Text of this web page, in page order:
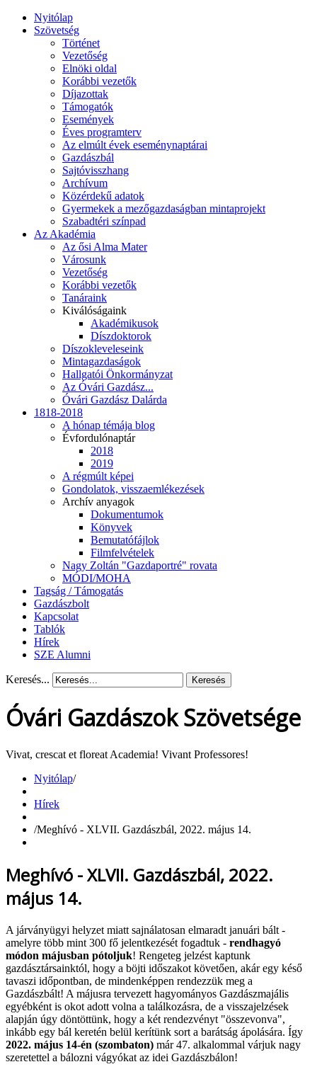
Nyitólap
Szövetség
Történet
Vezetőség
Elnöki oldal
Korábbi vezetők
Díjazottak
Támogatók
Események
Éves programterv
Az elmúlt évek eseménynaptárai
Gazdászbál
Sajtóvisszhang
Archívum
Közérdekű adatok
Gyermekek a mezőgazdaságban mintaprojekt
Szabadtéri színpad
Az Akadémia
Az ősi Alma Mater
Városunk
Vezetőség
Korábbi vezetők
Tanáraink
Kiválóságaink
Akadémikusok
Díszdoktorok
Díszokleveleseink
Mintagazdaságok
Hallgatói Önkormányzat
Az Óvári Gazdász...
Óvári Gazdász Dalárda
1818-2018
A hónap témája blog
Évfordulónaptár
2018
2019
A régmúlt képei
Gondolatok, visszaemlékezések
Archív anyagok
Dokumentumok
Könyvek
Bemutatófájlok
Filmfelvételek
Nagy Zoltán "Gazdaportré" rovata
MÓDI/MOHA
Tagság / Támogatás
Gazdászbolt
Kapcsolat
Tablók
Hírek
SZE Alumni
Keresés... Keresés
Óvári Gazdászok Szövetsége
Vivat, crescat et floreat Academia! Vivant Professores!
Nyitólap/
Hírek
/Meghívó - XLVII. Gazdászbál, 2022. május 14.
Meghívó - XLVII. Gazdászbál, 2022.
május 14.
A járványügyi helyzet miatt sajnálatosan elmaradt januári bált -
amelyre több mint 300 fő jelentkezését fogadtuk - rendhagyó
módon májusban pótoljuk! Rengeteg jelzést kaptunk
gazdásztársainktól, hogy a böjti időszakot követően, akár egy késő
tavaszi időpontban, de mindenképpen rendezzük meg a
Gazdászbált! A májusra tervezett hagyományos Gazdászmajális
egyébként is okot adott volna a találkozásra, de a visszajelzések
alapján úgy döntöttünk, hogy a két rendezvényt "összevonva",
inkább egy bál keretén belül kerítünk sort a barátság ápolására. Így
2022. május 14-én (szombaton) már 47. alkalommal várjuk nagy
szeretettel a bálozni vágyókat az idei Gazdászbálon!